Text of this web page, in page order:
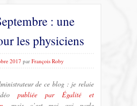
: une
les physiciens
2017 par François Roby
de ce blog : je relaie
publiée par Égalité et